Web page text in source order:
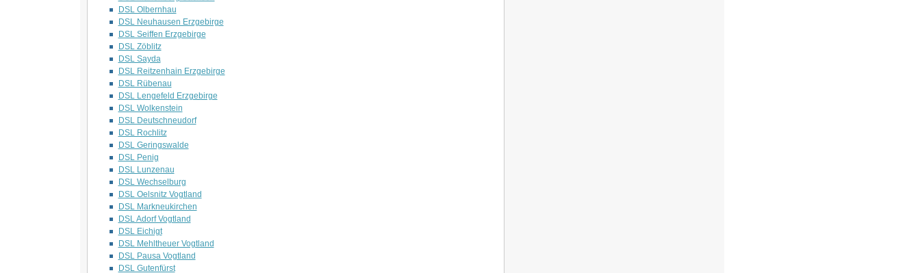
DSL Olbernhau
DSL Neuhausen Erzgebirge
DSL Seiffen Erzgebirge
DSL Zöblitz
DSL Sayda
DSL Reitzenhain Erzgebirge
DSL Rübenau
DSL Lengefeld Erzgebirge
DSL Wolkenstein
DSL Deutschneudorf
DSL Rochlitz
DSL Geringswalde
DSL Penig
DSL Lunzenau
DSL Wechselburg
DSL Oelsnitz Vogtland
DSL Markneukirchen
DSL Adorf Vogtland
DSL Eichigt
DSL Mehltheuer Vogtland
DSL Pausa Vogtland
DSL Gutenfürst